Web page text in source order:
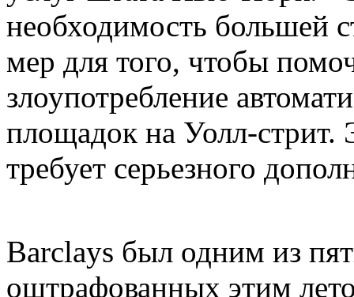
необходимость большей
мер для того, чтобы
злоупотребление
площадок на Уолл-стрит.
требует серьезного
Barclays был одним из
оштрафованных этим